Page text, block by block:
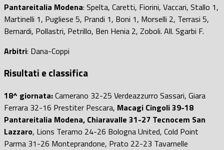
Pantareitalia Modena: Spelta, Caretti, Fiorini, Vaccari, Stallo 1,
Martinelli 1, Pugliese 5, Prandi 1, Boni 1, Morselli 2, Terrasi 5,
Bernardi, Pollastri, Petrillo, Ben Henia 2, Zoboli. All. Sgarbi F.
Arbitri: Dana-Coppi
Risultati e classifica
18^ giornata:Camerano 32-25 Verdeazzurro Sassari, Giara
Ferrara 32-16 Prestiter Pescara, Macagi Cingoli 39-18
Pantareitalia Modena, Chiaravalle 31-27 Tecnocem San
Lazzaro, Lions Teramo 24-26 Bologna United, Cold Point
Parma 31-26 Monteprandone, Prato 22-23 Tavarnelle